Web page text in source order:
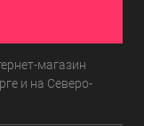
магазин
и на Северо-